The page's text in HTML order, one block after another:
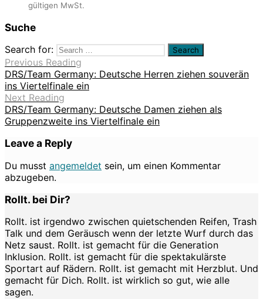
gültigen MwSt.
Suche
Search for:
Previous Reading
DRS/Team Germany: Deutsche Herren ziehen souverän
ins Viertelfinale ein
Next Reading
DRS/Team Germany: Deutsche Damen ziehen als
Gruppenzweite ins Viertelfinale ein
Leave a Reply
Du musst angemeldet sein, um einen Kommentar
abzugeben.
Rollt. bei Dir?
Rollt. ist irgendwo zwischen quietschenden Reifen, Trash
Talk und dem Geräusch wenn der letzte Wurf durch das
Netz saust. Rollt. ist gemacht für die Generation
Inklusion. Rollt. ist gemacht für die spektakulärste
Sportart auf Rädern. Rollt. ist gemacht mit Herzblut. Und
gemacht für Dich. Rollt. ist wirklich so gut, wie alle
sagen.